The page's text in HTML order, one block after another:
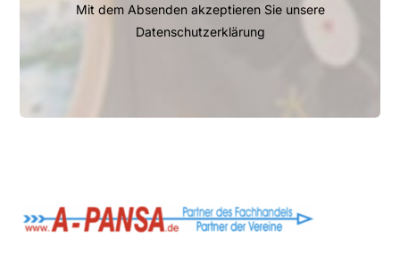
Mit dem Absenden akzeptieren Sie unsere
Datenschutzerklärung